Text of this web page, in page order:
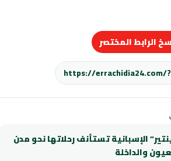
الرابط المختصر
الإسبانية تستأنف رحلاتها نحو مدن
والداخلة